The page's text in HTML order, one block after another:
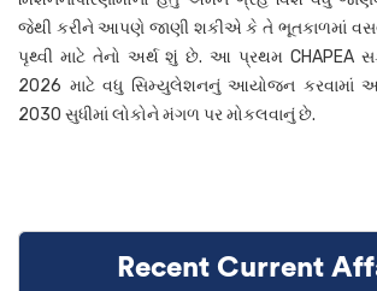
જેથી કરીને આપણે જાણી શકીએ કે તે ભૂતકાળમાં
પૃથ્વી માટે તેનો અર્થ શું છે. આ પ્રથમ CHAPEA
2026 માટે વધુ સિમ્યુલેશનનું આયોજન કરવામાં
2030 સુધીમાં લોકોને મંગળ પર મોકલવાનું છે.
Recent Current